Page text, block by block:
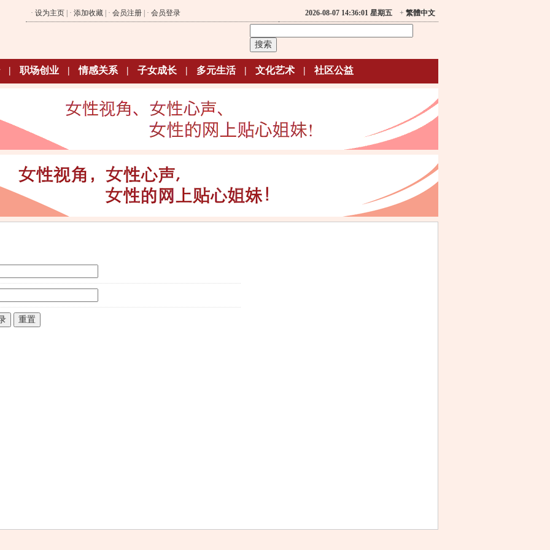
· 设为主页 | · 添加收藏 | · 会员注册 | · 会员登录 2026-08-07 14:36:01 星期五 + 繁體中文
| 职场创业 | 情感关系 | 子女成长 | 多元生活 | 文化艺术 | 社区公益